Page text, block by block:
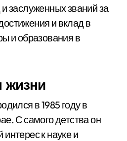
заслуженных званий за
и вклад в
и образования в
жизни
в 1985 году в
С самого детства он
к науке и